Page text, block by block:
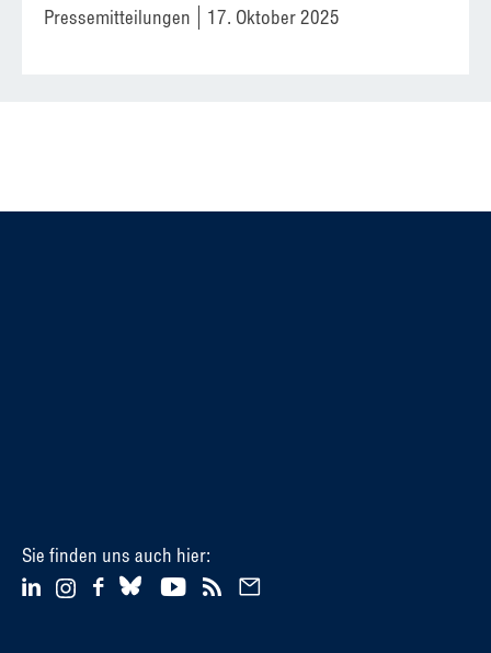
Pressemitteilungen 17. Oktober 2025
Sie finden uns auch hier: